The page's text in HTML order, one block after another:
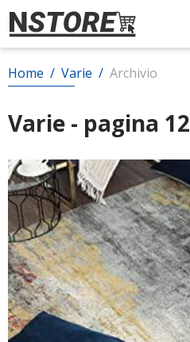
Home / Varie / Archivio
Varie - pagina 12